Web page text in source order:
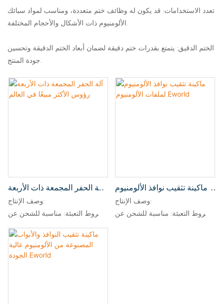
تعدد الاستخدامات: قد يكون له وظائف ختم متعددة، ومناسب لمواد سبائك
الألومنيوم ذات الأشكال والأحجام المختلفة.
الختم الدقيق: يتمتع بقدرات ختم دقيقة لضمان أبعاد الختم الدقيقة وتحسين
جودة المنتج.
آلة الحفر المجمعة ذات الأربعة
رؤوس الأكثر مبيعًا في العالم
وصف الإنتاج:
شروط التعبئة: مناسبة للشحن عن
طريق البحر
شروط الدفع: 30٪ إيداع T / T،
وينبغي بذل الرصيد قبل الشحن
ماكينة تثقيب نوافذ الألومنيوم
وصف الإنتاج:
شروط التعبئة: مناسبة للشحن عن